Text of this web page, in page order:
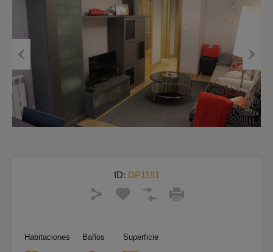
Previous Next
ID: DP1181
Habitaciones Baños Superficie